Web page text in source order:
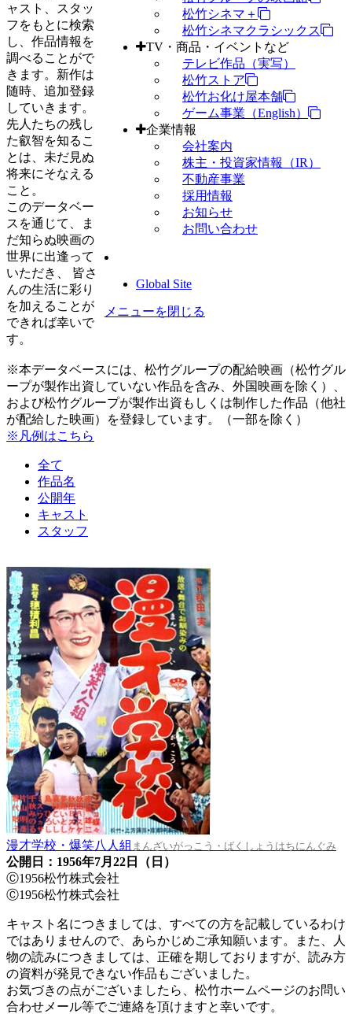
松竹シネマ＋
松竹シネマクラシックス
TV・商品・イベントなど
テレビ作品（実写）
松竹ストア
松竹お化け屋本舗
ゲーム事業（English）
企業情報
会社案内
株主・投資家情報（IR）
不動産事業
採用情報
お知らせ
お問い合わせ
Global Site
メニューを閉じる
ャスト、スタッ
フをもとに検索
し、作品情報を
調べることがで
きます。新作は
随時、追加登録
していきます。
先人たちの残し
た叡智を知るこ
とは、未だ見ぬ
将来にそなえる
こと。
このデータベー
スを通じて、ま
だ知らぬ映画の
世界に出逢って
いただき、 皆さ
んの生活に彩り
を加えることが
できれば幸いで
す。
※本データベースには、松竹グループの配給映画（松竹グル
ープが製作出資していない作品を含み、外国映画を除く）、
および松竹グループが製作出資もしくは制作した作品（他社
が配給した映画）を登録しています。（一部を除く）
※凡例はこちら
全て
作品名
公開年
キャスト
スタッフ
漫才学校・爆笑八人組 まんざいがっこう・ばくしょうはちにんぐみ
公開日：1956年7月22日（日）
Ⓒ1956松竹株式会社
Ⓒ1956松竹株式会社
キャスト名につきましては、すべての方を記載しているわけ
ではありませんので、あらかじめご承知願います。また、人
物の読みにつきましては、正確を期しておりますが、読み方
の資料が発見できない作品もございました。
お気づきの点がございましたら、松竹ホームページのお問い
合わせメール等でご連絡を頂けますと幸いです。